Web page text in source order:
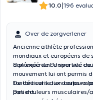
10.0|196
Over de zorgverlener
Ancienne athlète
mondiaux et européens de
diplômée de l’Université de
Son expérience sportive
mouvement lui ont permis
fondée sur le lien corps-
patient.
Du torticolis aux douleurs
Des douleurs musculaires/